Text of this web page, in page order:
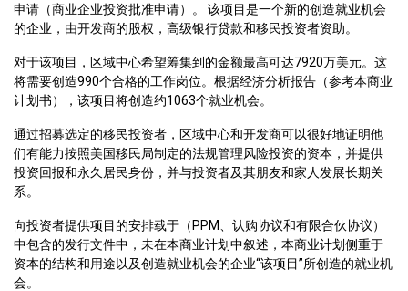
申请（商业企业投资批准申请）。 该项目是一个新的创造就业机会
的企业，由开发商的股权，高级银行贷款和移民投资者资助。
对于该项目，区域中心希望筹集到的金额最高可达7920万美元。这
将需要创造990个合格的工作岗位。根据经济分析报告（参考本商业
计划书），该项目将创造约1063个就业机会。
通过招募选定的移民投资者，区域中心和开发商可以很好地证明他
们有能力按照美国移民局制定的法规管理风险投资的资本，并提供
投资回报和永久居民身份，并与投资者及其朋友和家人发展长期关
系。
向投资者提供项目的安排载于（PPM、认购协议和有限合伙协议）
中包含的发行文件中，未在本商业计划中叙述，本商业计划侧重于
资本的结构和用途以及创造就业机会的企业“该项目”所创造的就业机
会。